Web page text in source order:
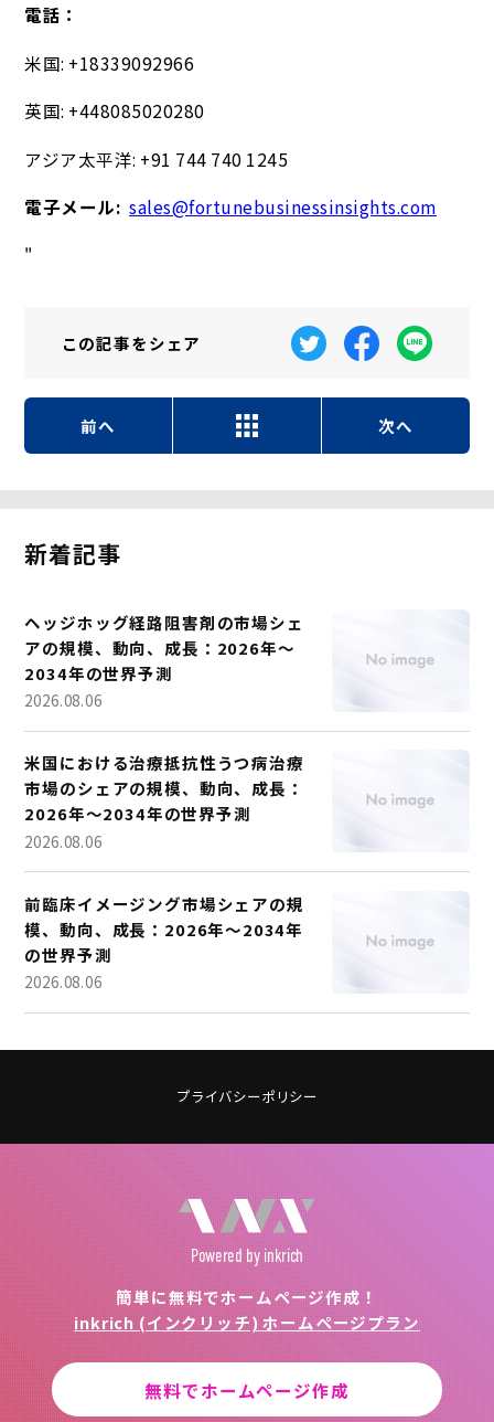
電話：
米国: +18339092966
英国: +448085020280
アジア太平洋: +91 744 740 1245
電子メール: sales@fortunebusinessinsights.com
"
この記事をシェア
前へ 次へ
新着記事
ヘッジホッグ経路阻害剤の市場シェ
アの規模、動向、成長：2026年～
2034年の世界予測
2026.08.06
米国における治療抵抗性うつ病治療
市場のシェアの規模、動向、成長：
2026年～2034年の世界予測
2026.08.06
前臨床イメージング市場シェアの規
模、動向、成長：2026年～2034年
の世界予測
2026.08.06
プライバシーポリシー
Powered by inkrich
簡単に無料でホームページ作成！
inkrich (インクリッチ) ホームページプラン
無料でホームページ作成